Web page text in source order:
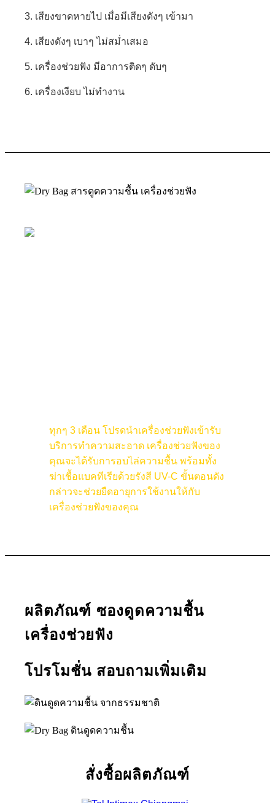
3. เสียงขาดหายไป เมื่อมีเสียงดังๆ เข้ามา
4. เสียงดังๆ เบาๆ ไม่สม่ำเสมอ
5. เครื่องช่วยฟัง มีอาการติดๆ ดับๆ
6. เครื่องเงียบ ไม่ทำงาน
ทุกๆ 3 เดือน โปรดนำเครื่องช่วยฟังเข้ารับ
บริการทำความสะอาด เครื่องช่วยฟังของ
คุณจะได้รับการอบไล่ความชื้น พร้อมทั้ง
ฆ่าเชื้อแบคทีเรียด้วยรังสี UV-C ขั้นตอนดัง
กล่าวจะช่วยยืดอายุการใช้งานให้กับ
เครื่องช่วยฟังของคุณ
ผลิตภัณฑ์ ซองดูดความชื้น
เครื่องช่วยฟัง
โปรโมชั่น สอบถามเพิ่มเติม
สั่งซื้อผลิตภัณฑ์